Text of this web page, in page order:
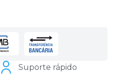
Suporte rápido